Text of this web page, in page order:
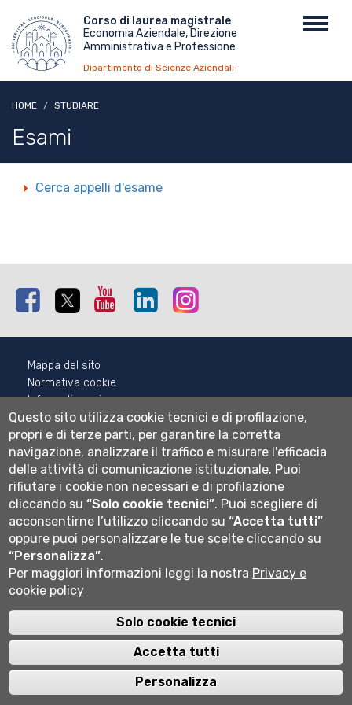
contenuto
principale
Menu
top
Corso di laurea magistrale
Economia Aziendale, Direzione
Amministrativa e Professione
Dipartimento di Scienze Aziendali
HOME STUDIARE
Esami
Cerca appelli d'esame
Facebook Twitter Youtube Linkedin
Mappa del sito
Normativa cookie
Informativa privacy
Cookie settings
Wi-fi
Webmail
Università degli studi di Bergamo
via Salvecchio 19
Cod. Fiscale 80004350163
P.IVA 01612800167
Questo sito utilizza cookie tecnici e di profilazione,
propri e di terze parti, per garantire la corretta
navigazione, analizzare il traffico e misurare l'efficacia
delle attività di comunicazione istituzionale. Puoi
rifiutare i cookie non necessari e di profilazione
cliccando su“Solo cookie tecnici”. Puoi scegliere di
acconsentirne l’utilizzo cliccando su“Accetta tutti”
oppure puoi personalizzare le tue scelte cliccando su
“Personalizza”.
Per maggiori informazioni leggi la nostra Privacy e
cookie policy
Solo cookie tecnici
Accetta tutti
Personalizza